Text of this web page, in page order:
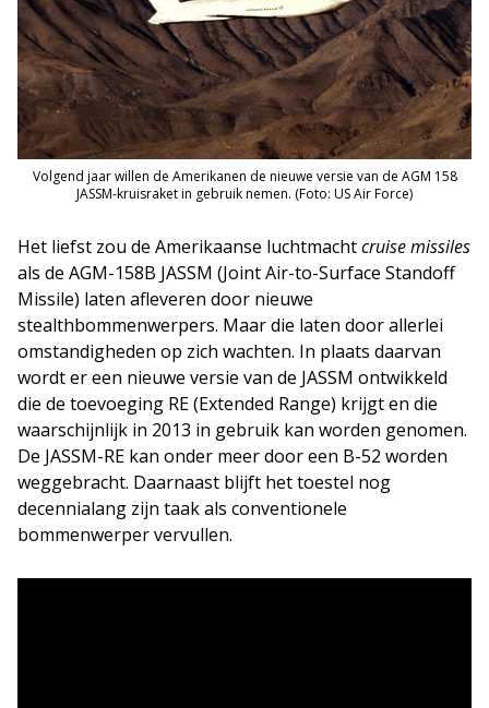
Volgend jaar willen de Amerikanen de nieuwe versie van de AGM 158
JASSM-kruisraket in gebruik nemen. (Foto: US Air Force)
Het liefst zou de Amerikaanse luchtmachtcruise missiles
als de AGM-158B JASSM (Joint Air-to-Surface Standoff
Missile) laten afleveren door nieuwe
stealthbommenwerpers. Maar die laten door allerlei
omstandigheden op zich wachten. In plaats daarvan
wordt er een nieuwe versie van de JASSM ontwikkeld
die de toevoeging RE (Extended Range) krijgt en die
waarschijnlijk in 2013 in gebruik kan worden genomen.
De JASSM-RE kan onder meer door een B-52 worden
weggebracht. Daarnaast blijft het toestel nog
decennialang zijn taak als conventionele
bommenwerper vervullen.